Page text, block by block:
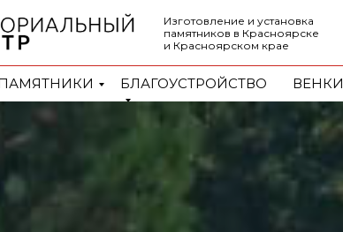
Изготовление и установка
памятников в Красноярске
и Красноярском крае
БЛАГОУСТРОЙСТВО ВЕНКИ